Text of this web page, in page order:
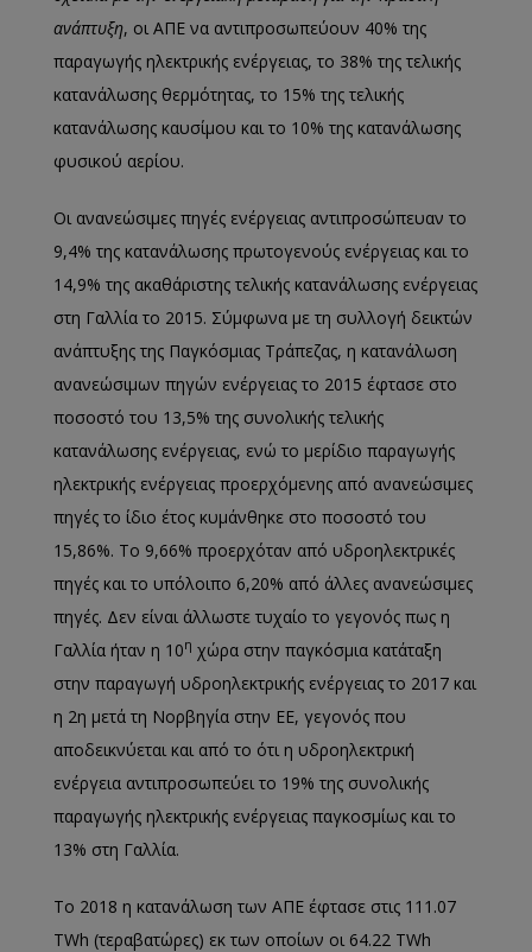
ανάπτυξη, οι ΑΠΕ να αντιπροσωπεύουν 40% της
παραγωγής ηλεκτρικής ενέργειας, το 38% της τελικής
κατανάλωσης θερμότητας, το 15% της τελικής
κατανάλωσης καυσίμου και το 10% της κατανάλωσης
φυσικού αερίου.
Οι ανανεώσιμες πηγές ενέργειας αντιπροσώπευαν το
9,4% της κατανάλωσης πρωτογενούς ενέργειας και το
14,9% της ακαθάριστης τελικής κατανάλωσης ενέργειας
στη Γαλλία το 2015. Σύμφωνα με τη συλλογή δεικτών
ανάπτυξης της Παγκόσμιας Τράπεζας, η κατανάλωση
ανανεώσιμων πηγών ενέργειας το 2015 έφτασε στο
ποσοστό του 13,5% της συνολικής τελικής
κατανάλωσης ενέργειας, ενώ το μερίδιο παραγωγής
ηλεκτρικής ενέργειας προερχόμενης από ανανεώσιμες
πηγές το ίδιο έτος κυμάνθηκε στο ποσοστό του
15,86%. Το 9,66% προερχόταν από υδροηλεκτρικές
πηγές και το υπόλοιπο 6,20% από άλλες ανανεώσιμες
πηγές. Δεν είναι άλλωστε τυχαίο το γεγονός πως η
Γαλλία ήταν η 10η χώρα στην παγκόσμια κατάταξη
στην παραγωγή υδροηλεκτρικής ενέργειας το 2017 και
η 2η μετά τη Νορβηγία στην ΕΕ, γεγονός που
αποδεικνύεται και από το ότι η υδροηλεκτρική
ενέργεια αντιπροσωπεύει το 19% της συνολικής
παραγωγής ηλεκτρικής ενέργειας παγκοσμίως και το
13% στη Γαλλία.
Το 2018 η κατανάλωση των ΑΠΕ έφτασε στις 111.07
TWh (τεραβατώρες) εκ των οποίων οι 64.22 TWh